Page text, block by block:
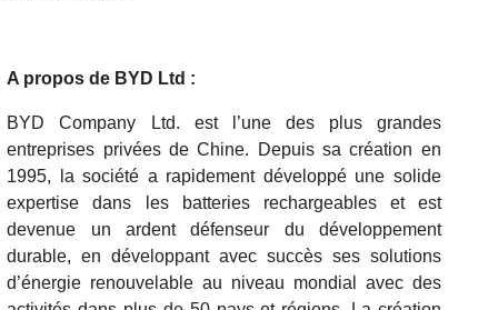
A propos de BYD Ltd :
BYD Company Ltd. est l’une des plus grandes
entreprises privées de Chine. Depuis sa création en
1995, la société a rapidement développé une solide
expertise dans les batteries rechargeables et est
devenue un ardent défenseur du développement
durable, en développant avec succès ses solutions
d’énergie renouvelable au niveau mondial avec des